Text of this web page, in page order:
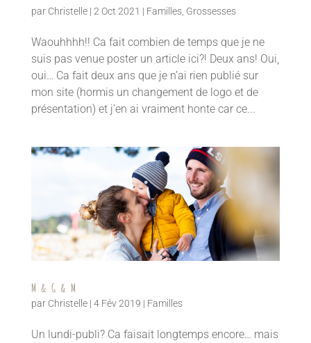
par Christelle| 2 Oct 2021 | Familles, Grossesses
Waouhhhh!! Ca fait combien de temps que je ne
suis pas venue poster un article ici?! Deux ans! Oui,
oui… Ca fait deux ans que je n’ai rien publié sur
mon site (hormis un changement de logo et de
présentation) et j’en ai vraiment honte car ce...
M & G & M
par Christelle| 4 Fév 2019 | Familles
Un lundi-publi? Ca faisait longtemps encore… mais